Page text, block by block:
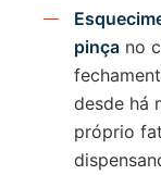
pinça no
desde há
próprio